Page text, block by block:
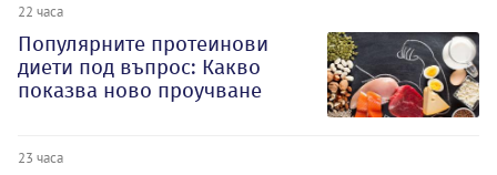
22 часа
Популярните протеинови
диети под въпрос: Какво
показва ново проучване
23 часа